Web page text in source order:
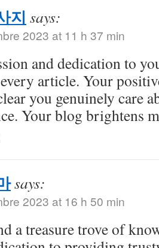
지 says:
2023 at 11 h 37 min
and dedication to
article. Your
you genuinely care
Your blog brightens
says:
2023 at 16 h 50 min
a treasure trove of